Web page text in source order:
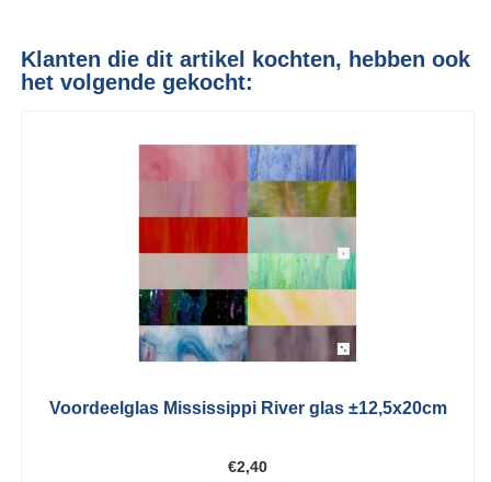
Klanten die dit artikel kochten, hebben ook
het volgende gekocht:
Voordeelglas Mississippi River glas ±12,5x20cm
€2,40